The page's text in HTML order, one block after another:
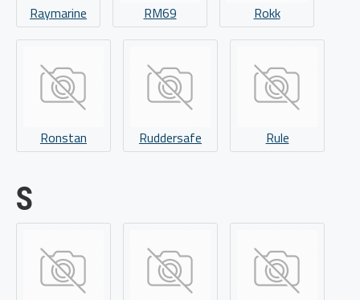
Raymarine RM69 Rokk
Ronstan Ruddersafe Rule
S